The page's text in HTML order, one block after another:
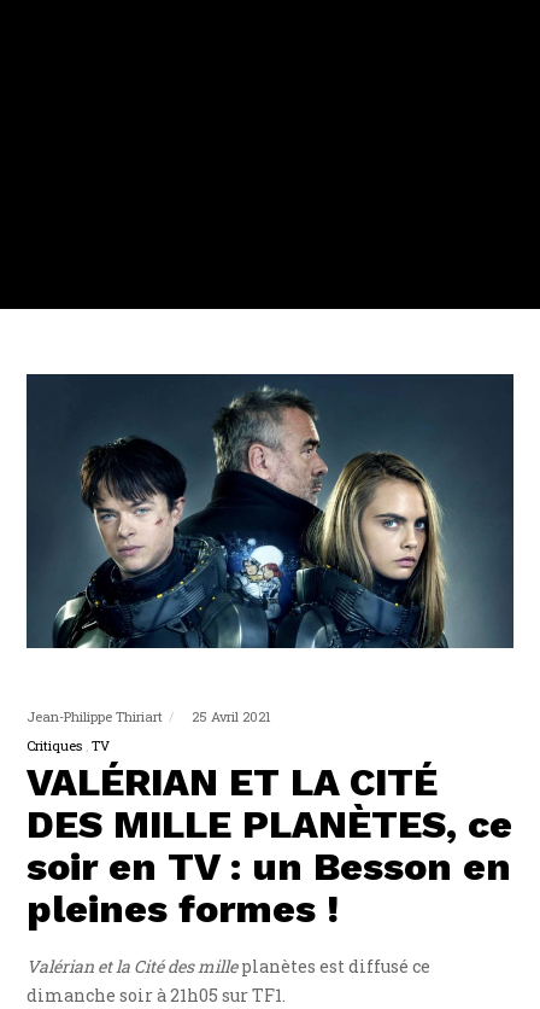
Jean-Philippe Thiriart
25 Avril 2021
Critiques TV
VALÉRIAN ET LA CITÉ
DES MILLE PLANÈTES, ce
soir en TV : un Besson en
pleines formes !
Valérian et la Cité des milleplanètes est diffusé ce
dimanche soir à 21h05 sur TF1.